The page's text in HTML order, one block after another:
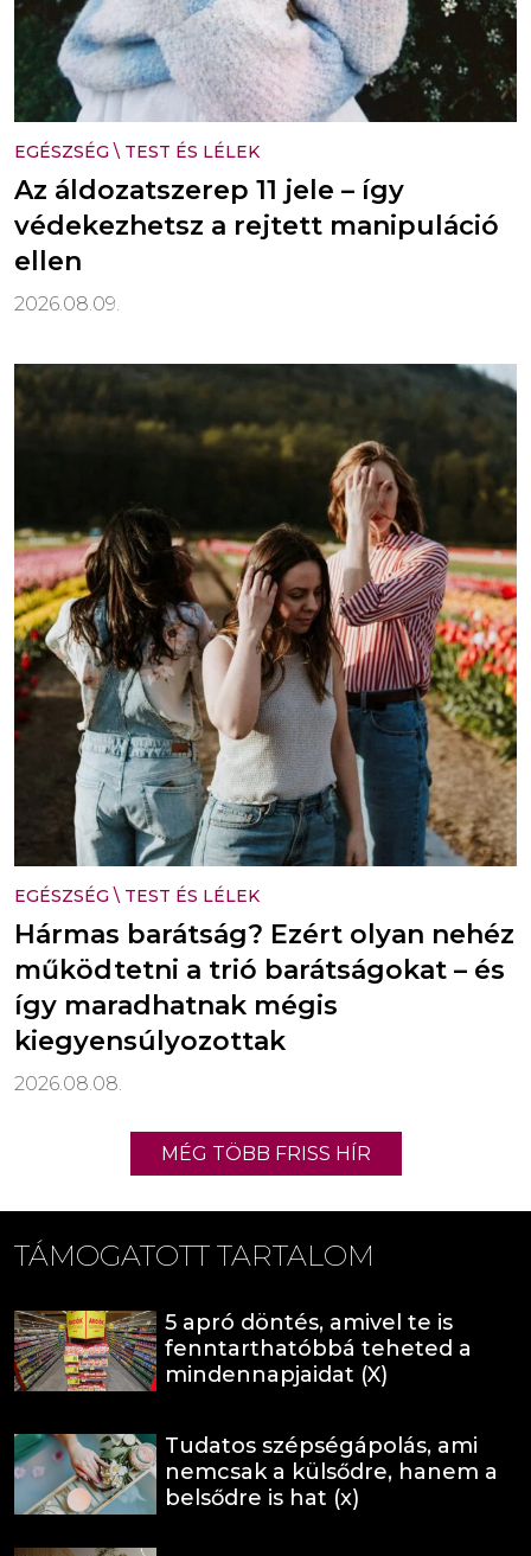
EGÉSZSÉG \ TEST ÉS LÉLEK
Az áldozatszerep 11 jele – így
védekezhetsz a rejtett manipuláció
ellen
2026.08.09.
EGÉSZSÉG \ TEST ÉS LÉLEK
Hármas barátság? Ezért olyan nehéz
működtetni a trió barátságokat – és
így maradhatnak mégis
kiegyensúlyozottak
2026.08.08.
MÉG TÖBB FRISS HÍR
TÁMOGATOTT TARTALOM
5 apró döntés, amivel te is
fenntarthatóbbá teheted a
mindennapjaidat (X)
Tudatos szépségápolás, ami
nemcsak a külsődre, hanem a
belsődre is hat (x)